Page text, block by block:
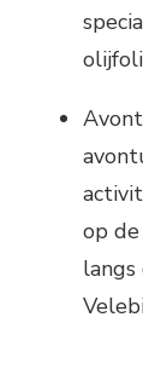
op